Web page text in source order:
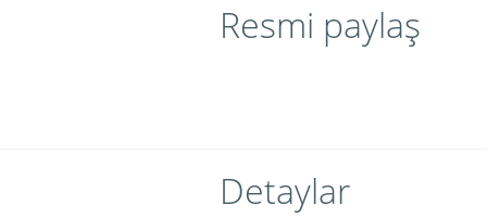
Resmi paylaş
Detaylar